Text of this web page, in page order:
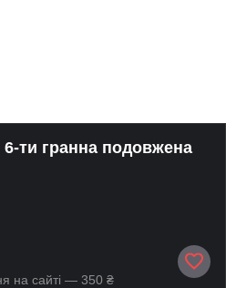
ти гранна подовжена
на сайті — 350 ₴